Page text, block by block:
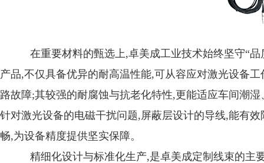
在重要材料的甄选上,卓美成工业技术始终坚守“
产品,不仅具备优异的耐高温性能,可从容应对激光设备
路故障;其较强的耐腐蚀与抗老化特性,更能适应车间潮
针对激光设备的电磁干扰问题,屏蔽层设计的导线,能有
畅,为设备精度提供坚实保障。
精细化设计与标准化生产,是卓美成定制线束的主